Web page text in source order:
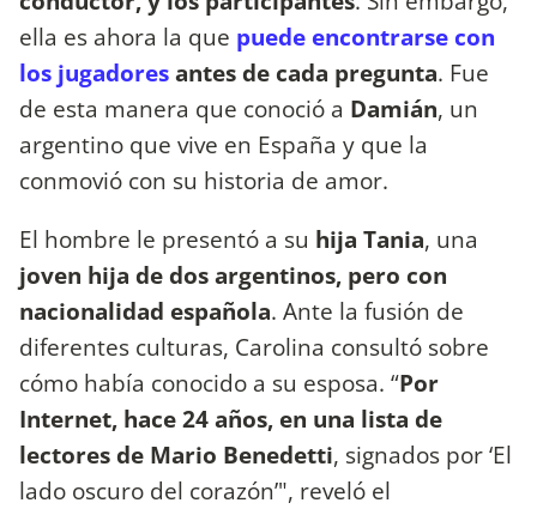
ella es ahora la que puede encontrarse con
los jugadoresantes de cada pregunta. Fue
de esta manera que conoció a Damián, un
argentino que vive en España y que la
conmovió con su historia de amor.
El hombre le presentó a su hija Tania, una
joven hija de dos argentinos, pero con
nacionalidad española. Ante la fusión de
diferentes culturas, Carolina consultó sobre
cómo había conocido a su esposa. “Por
Internet, hace 24 años, en una lista de
lectores de Mario Benedetti, signados por ‘El
lado oscuro del corazón’", reveló el